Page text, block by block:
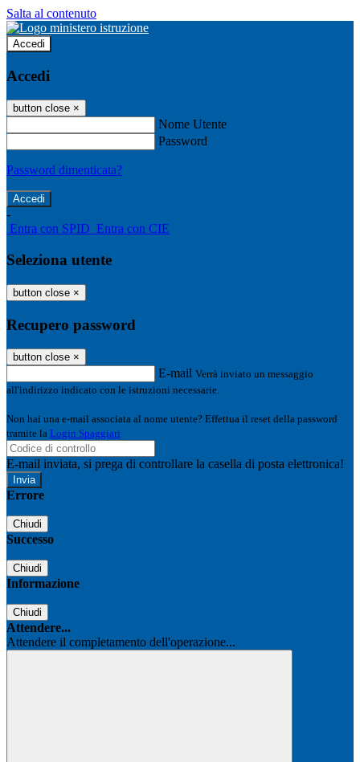
Salta al contenuto
Accedi
Accedi
button close ×
Nome Utente
Password
Password dimenticata?
-
Entra con SPID Entra con CIE
Seleziona utente
button close ×
Recupero password
button close ×
E-mail Verrà inviato un messaggio
all'indirizzo indicato con le istruzioni necessarie.
Non hai una e-mail associata al nome utente? Effettua il reset della password
tramite la Login Spaggiari
E-mail inviata, si prega di controllare la casella di posta elettronica!
Errore
Chiudi
Successo
Chiudi
Informazione
Chiudi
Attendere...
Attendere il completamento dell'operazione...